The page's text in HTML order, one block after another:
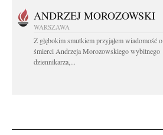
ANDRZEJ MOROZOWSKI
WARSZAWA
Z głębokim smutkiem przyjąłem wiadomość o
śmierci Andrzeja Morozowskiego wybitnego
dziennikarza,...